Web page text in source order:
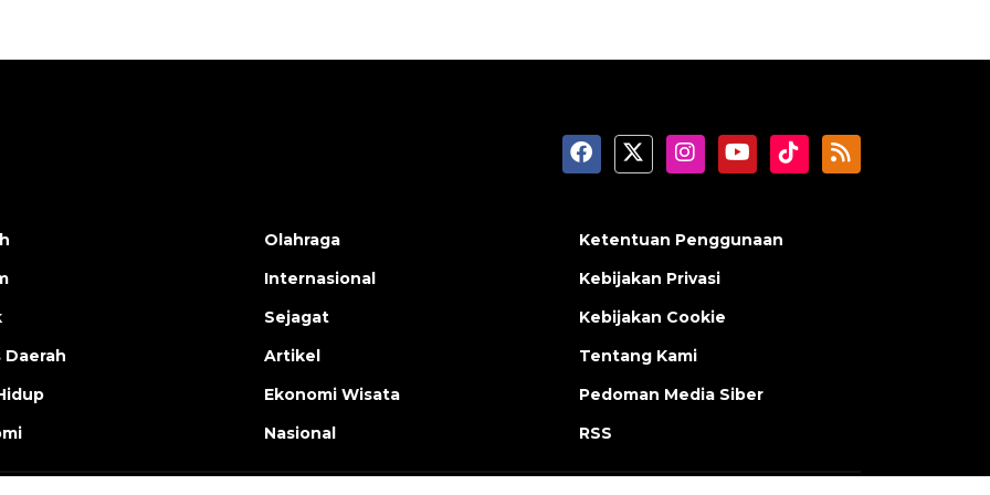
Olahraga
Internasional
Sejagat
Artikel
Ekonomi Wisata
Nasional
Ketentuan Penggunaan
Kebijakan Privasi
Kebijakan Cookie
Tentang Kami
Pedoman Media Siber
RSS